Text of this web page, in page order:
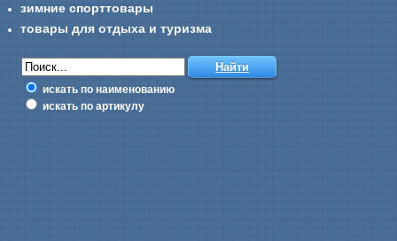
зимние спорттовары
товары для отдыха и туризма
искать по наименованию
искать по артикулу